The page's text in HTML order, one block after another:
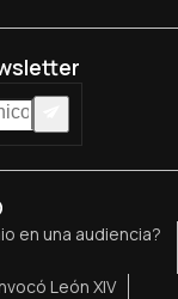
en una audiencia?
León XIV